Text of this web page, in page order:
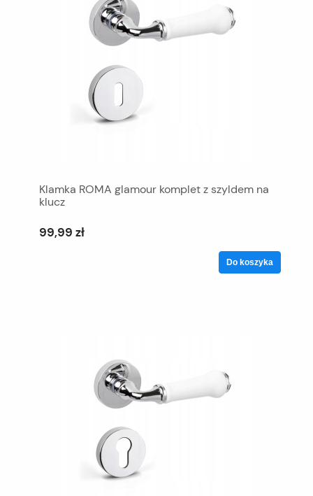
Klamka ROMA glamour komplet z szyldem na
klucz
99,99 zł
Do koszyka